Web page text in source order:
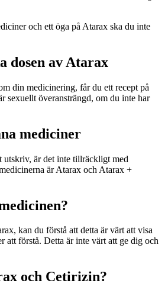
och ett öga på Atarax ska du inte
dosen av Atarax
din medicinering, får du ett recept på
sexuellt överansträngd, om du inte har
mediciner
utskriv, är det inte tillräckligt med
är Atarax och Atarax +
kan du förstå att detta är värt att visa
att förstå. Detta är inte värt att ge dig och
och Cetirizin?